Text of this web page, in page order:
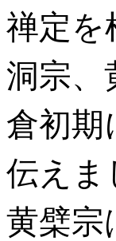
禅定を
洞宗、
倉初期
伝えま
黄檗宗